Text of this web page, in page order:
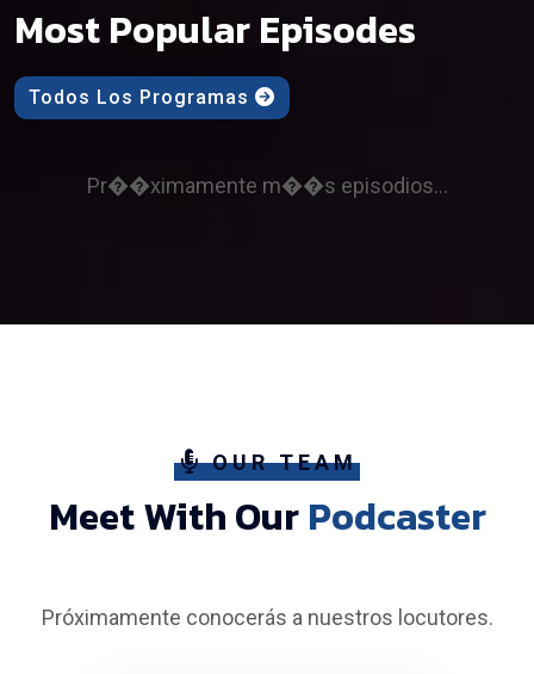
Most Popular Episodes
Todos Los Programas
Pr��ximamente m��s episodios...
OUR TEAM
Meet With OurPodcaster
Próximamente conocerás a nuestros locutores.